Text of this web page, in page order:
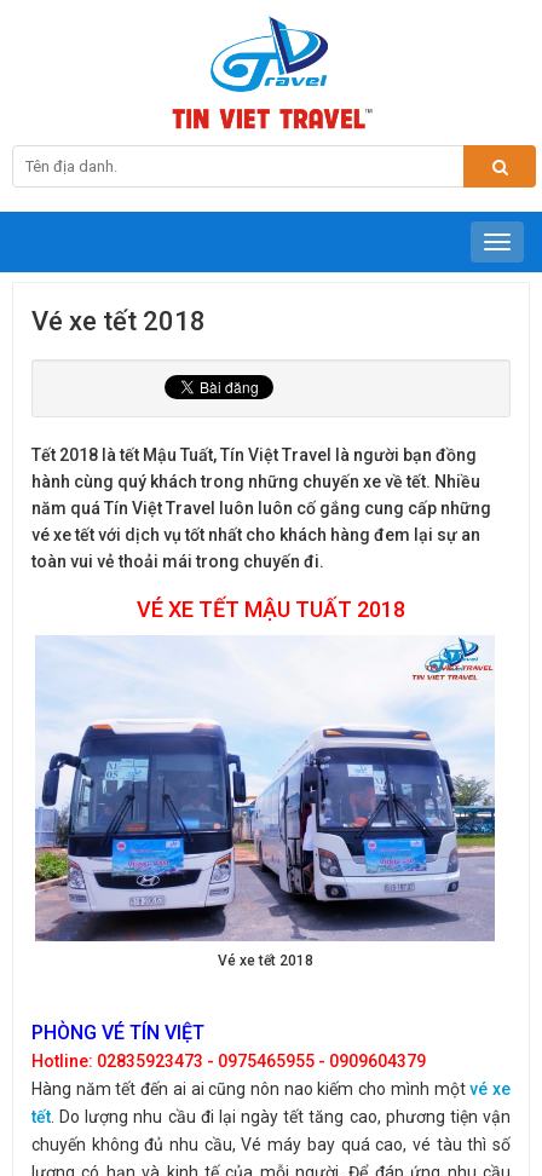
Vé xe tết 2018
Tết 2018 là tết Mậu Tuất, Tín Việt Travel là người bạn đồng
hành cùng quý khách trong những chuyến xe về tết. Nhiều
năm quá Tín Việt Travel luôn luôn cố gắng cung cấp những
vé xe tết với dịch vụ tốt nhất cho khách hàng đem lại sự an
toàn vui vẻ thoải mái trong chuyến đi.
VÉ XE TẾT MẬU TUẤT 2018
Vé xe tết 2018
PHÒNG VÉ TÍN VIỆT
Hotline: 02835923473 - 0975465955 - 0909604379
Hàng năm tết đến ai ai cũng nôn nao kiếm cho mình mộtvé xe
tết . Do lượng nhu cầu đi lại ngày tết tăng cao, phương tiện vận
chuyến không đủ nhu cầu, Vé máy bay quá cao, vé tàu thì số
lượng có hạn và kinh tế của mỗi người. Để đáp ứng nhu cầu